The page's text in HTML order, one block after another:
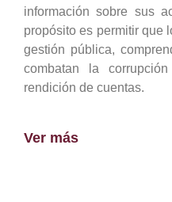
información sobre sus
propósito es permitir que
gestión pública,
combatan la
rendición de cuentas.
Ver más